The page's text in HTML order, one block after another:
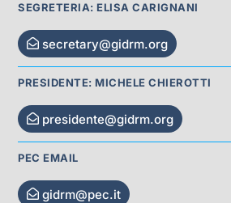
SEGRETERIA: ELISA CARIGNANI
secretary@gidrm.org
PRESIDENTE: MICHELE CHIEROTTI
presidente@gidrm.org
PEC EMAIL
gidrm@pec.it